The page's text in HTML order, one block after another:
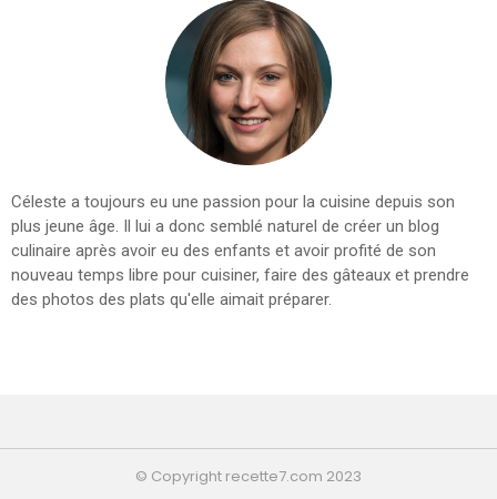
Céleste a toujours eu une passion pour la cuisine depuis son
plus jeune âge. Il lui a donc semblé naturel de créer un blog
culinaire après avoir eu des enfants et avoir profité de son
nouveau temps libre pour cuisiner, faire des gâteaux et prendre
des photos des plats qu'elle aimait préparer.
© Copyright recette7.com 2023